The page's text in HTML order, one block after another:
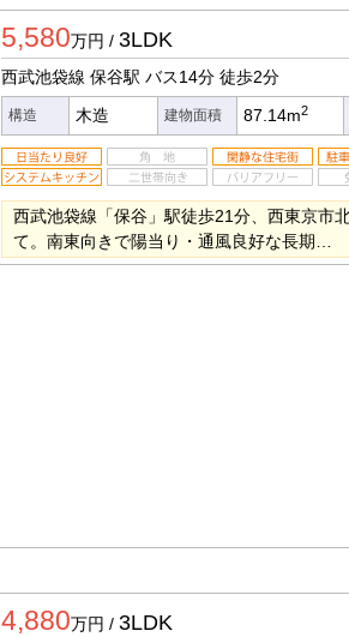
5,580万円 / 3LDK
西武池袋線 保谷駅 バス14分 徒歩2分
構造 木造 建物面積 87.14m2
西武池袋線「保谷」駅徒歩21分、西東京市
て。南東向きで陽当り・通風良好な長期…
4,880万円 / 3LDK